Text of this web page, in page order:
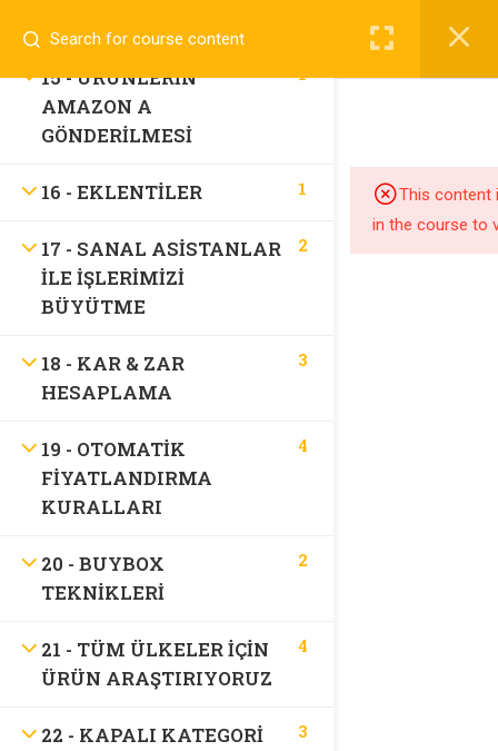
15 - ÜRÜNLERIN
AMAZON A
GÖNDERILMESI
1
16 - EKLENTILER 1
17 - SANAL ASISTANLAR
ILE İŞLERIMIZI
BÜYÜTME
2
18 - KAR & ZAR
HESAPLAMA
3
19 - OTOMATIK
FIYATLANDIRMA
KURALLARI
4
20 - BUYBOX
TEKNIKLERI
2
21 - TÜM ÜLKELER İÇİN
ÜRÜN ARAŞTIRIYORUZ
4
22 - KAPALI KATEGORI
3
This content
in the course to
Nilüfer / Bursa
info@ekipamazon.com
Company
Company
Kurslar